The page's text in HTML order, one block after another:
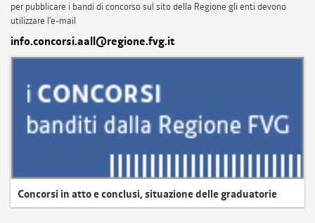
per pubblicare i bandi di concorso sul sito della Regione gli enti devono
utilizzare l'e-mail
info.concorsi.aall@regione.fvg.it
Concorsi in atto e conclusi, situazione delle graduatorie